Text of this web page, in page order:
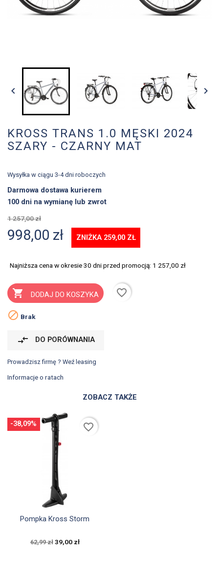
 
KROSS TRANS 1.0 MĘSKI 2024
SZARY - CZARNY MAT
Wysyłka w ciągu 3-4 dni roboczych
Darmowa dostawa kurierem
100 dni na wymianę lub zwrot
1 257,00 zł
998,00 zł ZNIŻKA 259,00 ZŁ
Najniższa cena w okresie 30 dni przed promocją: 1 257,00 zł
 DODAJ DO KOSZYKA
favorite_border
 Brak
compare_arrows DO PORÓWNANIA
Prowadzisz firmę ? Weź leasing
Informacje o ratach
ZOBACZ TAKŻE
Szybki podgląd
Pompka Kross Storm
62,99 zł 39,00 zł
-38,09% favorite_border